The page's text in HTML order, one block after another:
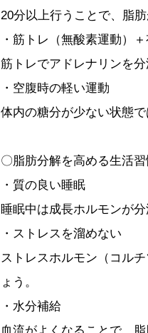
20分以上行うことで、脂
・筋トレ（無酸素運動）
筋トレでアドレナリンを
・空腹時の軽い運動
体内の糖分が少ない状態
〇脂肪分解を高める生活
・質の良い睡眠
睡眠中は成長ホルモンが
・ストレスを溜めない
ストレスホルモン（コル
ょう。
・水分補給